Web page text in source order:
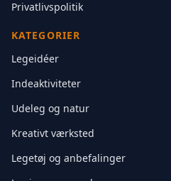
Kontakt os
Privatlivspolitik
KATEGORIER
Legeidéer
Indeaktiviteter
Udeleg og natur
Kreativt værksted